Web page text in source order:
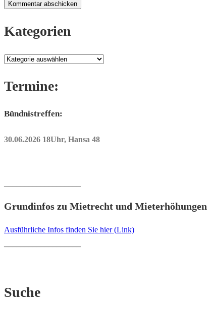
Kategorien
Kategorien
Termine:
Bündnistreffen:
30.06.2026 18Uhr, Hansa 48
Grundinfos zu Mietrecht und Mieterhöhungen
Ausführliche Infos finden Sie hier (Link)
Suche